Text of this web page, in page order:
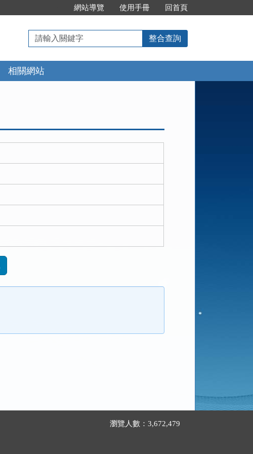
網站導覽 使用手冊 回首頁
請
輸
入
關
鍵
整合查詢
相關網站
瀏覽人數：3,672,479